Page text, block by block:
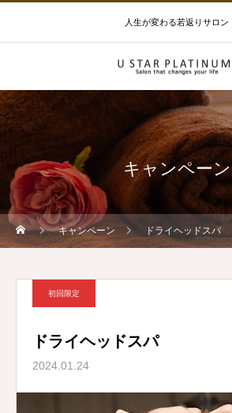
人生が変わる若返りサロン
キャンペーン
キャンペーン ドライヘッドスパ
初回限定
ドライヘッドスパ
2024.01.24